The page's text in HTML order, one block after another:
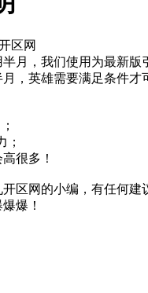
区网
月，我们使用为最新版
，英雄需要满足条件才
；
很多！
区网的小编，有任何建
爆！